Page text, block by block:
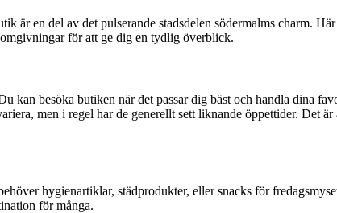
är en del av det pulserande stadsdelen södermalms charm.
för att ge dig en tydlig överblick.
kan besöka butiken när det passar dig bäst och handla dina
men i regel har de generellt sett liknande öppettider. Det
hygienartiklar, städprodukter, eller snacks för
för många.